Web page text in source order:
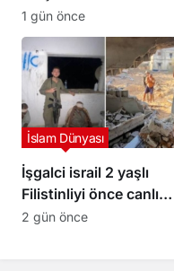
yaralı
1 gün önce
İşgalci israil 2 yaşlı
Filistinliyi önce canlı
kalkan olarak kullandı,
İslam Dünyası
2 gün önce